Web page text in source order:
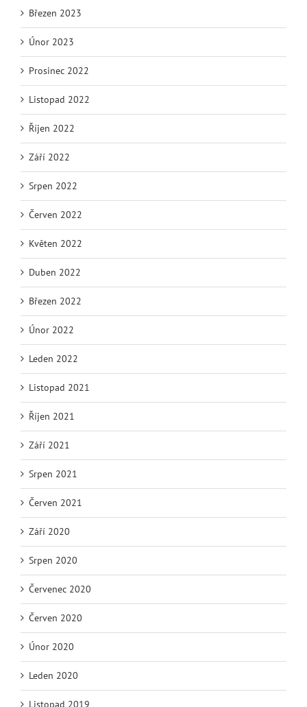
Březen 2023
Únor 2023
Prosinec 2022
Listopad 2022
Říjen 2022
Září 2022
Srpen 2022
Červen 2022
Květen 2022
Duben 2022
Březen 2022
Únor 2022
Leden 2022
Listopad 2021
Říjen 2021
Září 2021
Srpen 2021
Červen 2021
Září 2020
Srpen 2020
Červenec 2020
Červen 2020
Únor 2020
Leden 2020
Listopad 2019